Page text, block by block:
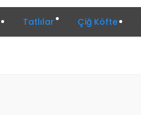
Tatlılar Çiğ Köfte